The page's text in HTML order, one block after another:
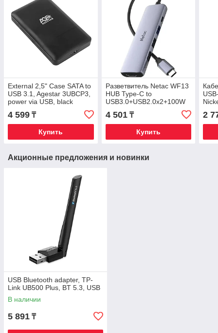
External 2,5" Case SATA to
USB 3.1, Agestar 3UBCP3,
power via USB, black
4 599 ₸
Купить
Разветвитель Netac WF13
HUB Type-C to
USB3.0+USB2.0x2+100W
PD+HDMI серый
4 501₸
Купить
2
Акционные предложения и новинки
USB Bluetooth adapter, TP-
Link UB500 Plus, BT 5.3, USB
В наличии
5 891 ₸